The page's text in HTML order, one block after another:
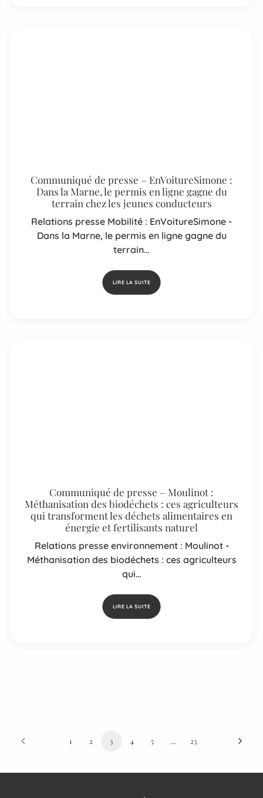
Communiqué de presse – EnVoitureSimone :
Dans la Marne, le permis en ligne gagne du
terrain chez les jeunes conducteurs
Relations presse Mobilité : EnVoitureSimone -
Dans la Marne, le permis en ligne gagne du
terrain…
LIRE LA SUITE
Communiqué de presse – Moulinot :
Méthanisation des biodéchets : ces agriculteurs
qui transforment les déchets alimentaires en
énergie et fertilisants naturel
Relations presse environnement : Moulinot -
Méthanisation des biodéchets : ces agriculteurs
qui…
LIRE LA SUITE
1 2 3 4 5 … 23